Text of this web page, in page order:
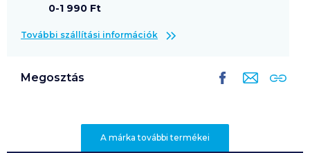
0-1 990 Ft
További szállítási információk
Megosztás
A márka további termékei